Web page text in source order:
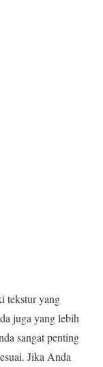
tekstur yang
juga yang lebih
sangat penting
Jika Anda